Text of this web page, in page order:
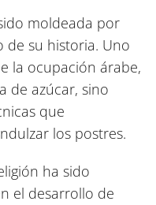
moldeada por
de su historia. Uno
la ocupación árabe,
de azúcar, sino
que
los postres.
ha sido
el desarrollo de